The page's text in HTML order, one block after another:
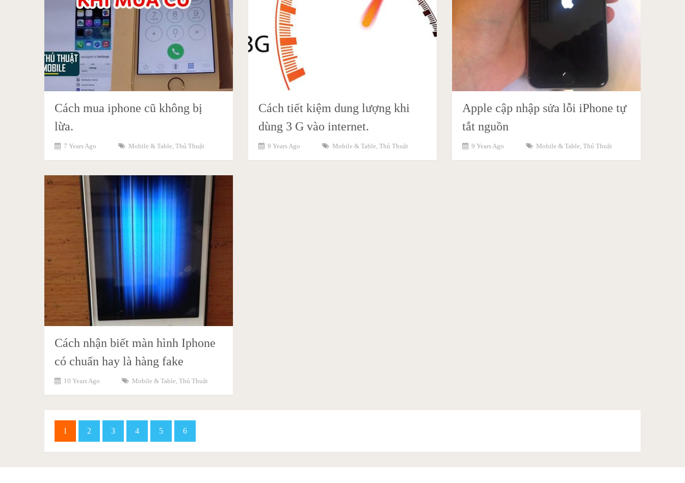
Cách mua iphone cũ không bị
lừa.
7 Years Ago Mobile & Table Thủ Thuật
Cách tiết kiệm dung lượng khi
dùng 3 G vào internet.
9 Years Ago Mobile & Table ,Thủ Thuật
Apple cập nhập sửa lỗi iPhone tự
tắt nguồn
9 Years Ago Mobile & Table ,Thủ Thuật
Cách nhận biết màn hình Iphone
có chuẩn hay là hàng fake
10 Years Ago Mobile & Table, Thủ Thuật
1 2 3 4 5 6